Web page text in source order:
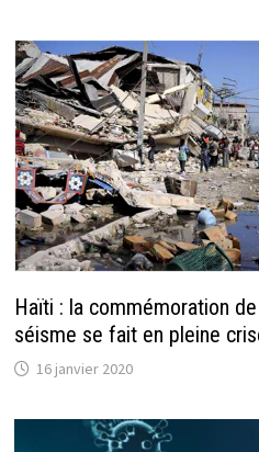
Haïti : la commémoration
séisme se fait en pleine
16 janvier 2020